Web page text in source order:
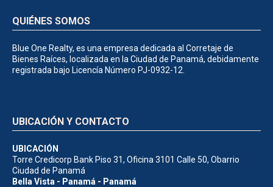
QUIÉNES SOMOS
Blue One Realty, es una empresa dedicada al Corretaje de
Bienes Raíces, localizada en la Ciudad de Panamá, debidamente
registrada bajo Licencía Número PJ-0932-12.
UBICACIÓN Y CONTACTO
UBICACIÓN
Torre Credicorp Bank Piso 31, Oficina 3101 Calle 50, Obarrio
Ciudad de Panamá
Bella Vista - Panamá - Panamá